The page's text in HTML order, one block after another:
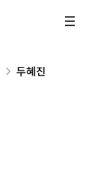
두혜진